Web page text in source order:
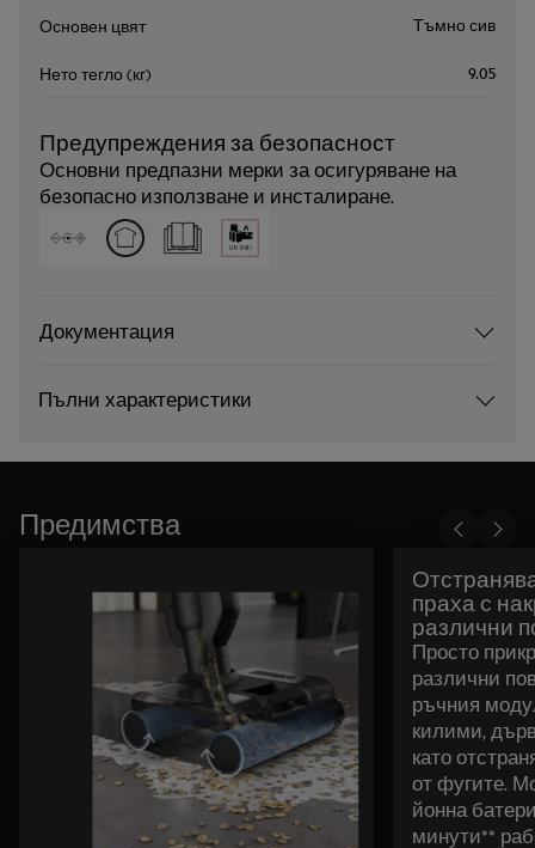
Основен цвят Тъмно сив
Нето тегло (кг) 9.05
Предупреждения за безопасност
Основни предпазни мерки за осигуряване на
безопасно използване и инсталиране.
Документация
Пълни характеристики
Предимства
праха с
различни
Просто
различни
ръчния
килими,
като
от фугите.
йонна
минути**